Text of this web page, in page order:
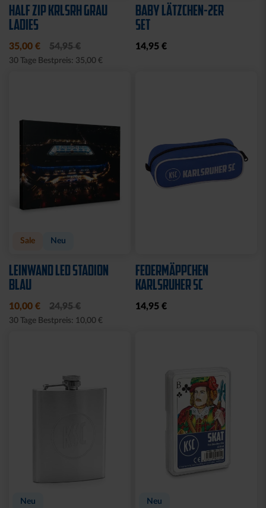
HALF ZIP KRLSRH GRAU
LADIES
35,00 € 54,95 €
30 Tage Bestpreis: 35,00 €
BABY LÄTZCHEN-2ER
SET
14,95 €
Sale Neu
LEINWAND LED STADION
BLAU
10,00 € 24,95 €
30 Tage Bestpreis: 10,00 €
FEDERMÄPPCHEN
KARLSRUHER SC
14,95 €